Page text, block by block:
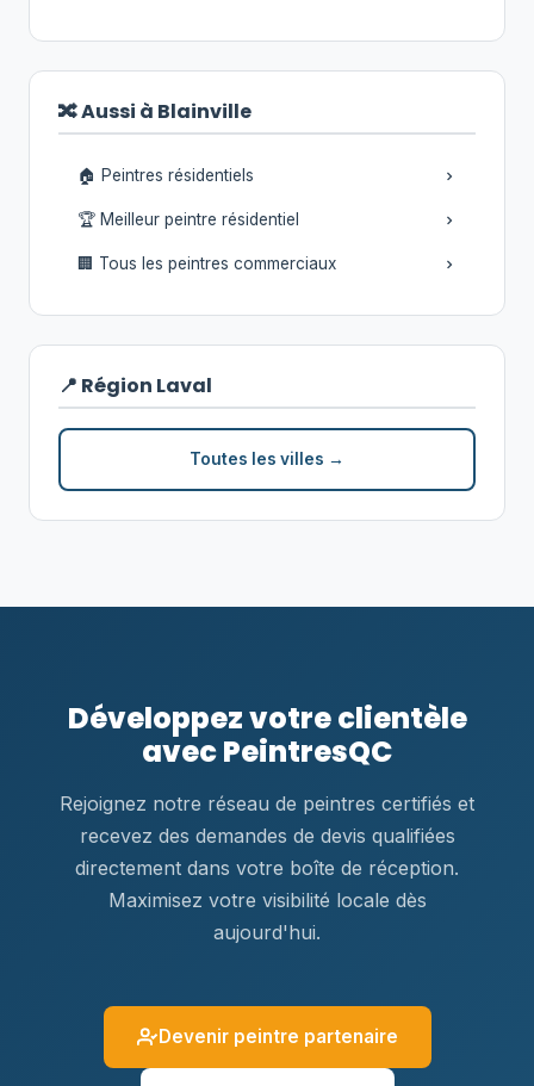
🔀 Aussi à Blainville
🏠 Peintres résidentiels
🏆 Meilleur peintre résidentiel
🏢 Tous les peintres commerciaux
📍 Région Laval
Toutes les villes →
Développez votre clientèle
avec PeintresQC
Rejoignez notre réseau de peintres certifiés et
recevez des demandes de devis qualifiées
directement dans votre boîte de réception.
Maximisez votre visibilité locale dès
aujourd'hui.
Devenir peintre partenaire